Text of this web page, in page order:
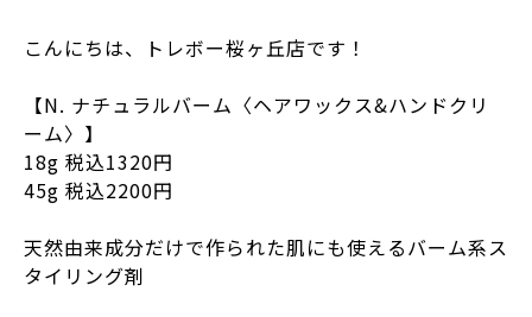
こんにちは、トレボー桜ヶ丘店です！
【N. ナチュラルバーム〈ヘアワックス&ハンドクリ
ーム〉】
18g 税込1320円
45g 税込2200円
天然由来成分だけで作られた肌にも使えるバーム系ス
タイリング剤